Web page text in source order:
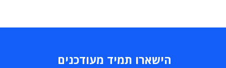
הישארו תמיד מעודכנים